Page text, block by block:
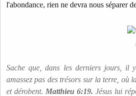
l'abondance, rien ne devra nous séparer
Sache que, dans les derniers jours, il
amassez pas des trésors sur la terre, où
et dérobent. Matthieu 6:19. Jésus lui